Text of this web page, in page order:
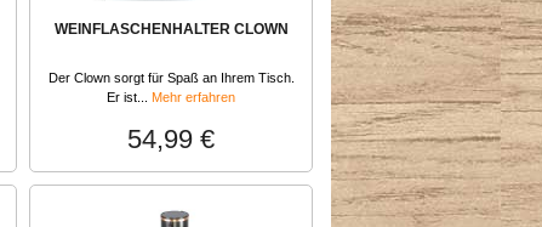
WEINFLASCHENHALTER CLOWN
Der Clown sorgt für Spaß an Ihrem Tisch.
Er ist... Mehr erfahren
54,99 €